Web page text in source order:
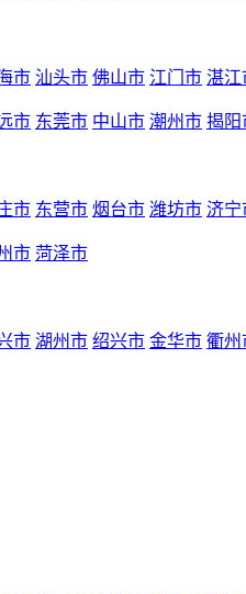
市 汕头市 佛山市 江门市 湛江
市 东莞市 中山市 潮州市 揭阳
市 东营市 烟台市 潍坊市 济宁
市 菏泽市
市 湖州市 绍兴市 金华市 衢州